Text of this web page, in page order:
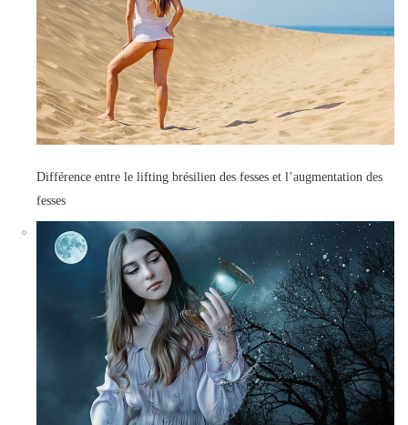
Différence entre le lifting brésilien des fesses et l’augmentation des
fesses